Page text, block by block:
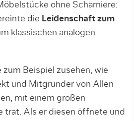
ohne Scharniere:
die Leidenschaft zum
klassischen analogen
Beispiel zusehen, wie
und Mitgründer von Allen
mit einem großen
trat. Als er diesen öffnete und